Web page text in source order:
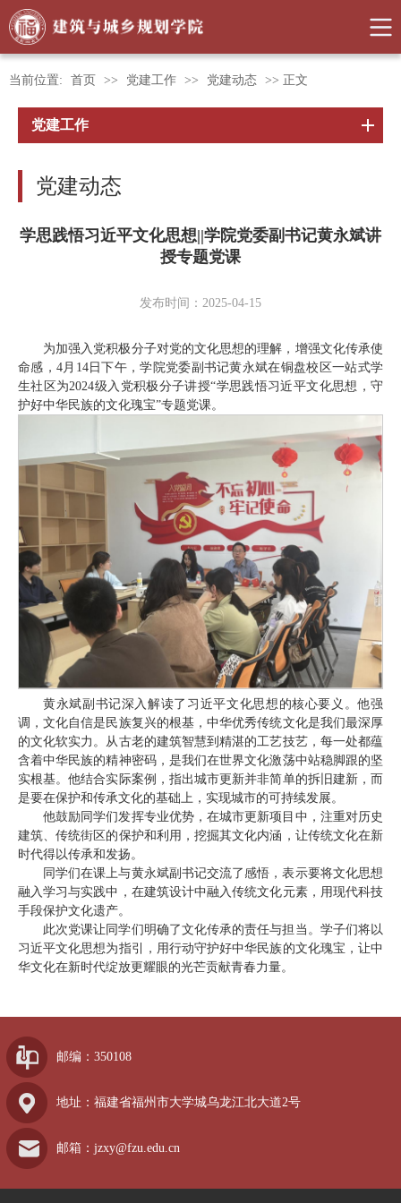
当前位置: 首页 >> 党建工作 >> 党建动态 >> 正文
党建工作
党建动态
学思践悟习近平文化思想||学院党委副书记黄永斌讲
授专题党课
发布时间：2025-04-15
为加强入党积极分子对党的文化思想的理解，增强文化传承使
命感，4月14日下午，学院党委副书记黄永斌在铜盘校区一站式学
生社区为2024级入党积极分子讲授“学思践悟习近平文化思想，守
护好中华民族的文化瑰宝”专题党课。
黄永斌副书记深入解读了习近平文化思想的核心要义。他强
调，文化自信是民族复兴的根基，中华优秀传统文化是我们最深厚
的文化软实力。从古老的建筑智慧到精湛的工艺技艺，每一处都蕴
含着中华民族的精神密码，是我们在世界文化激荡中站稳脚跟的坚
实根基。他结合实际案例，指出城市更新并非简单的拆旧建新，而
是要在保护和传承文化的基础上，实现城市的可持续发展。
他鼓励同学们发挥专业优势，在城市更新项目中，注重对历史
建筑、传统街区的保护和利用，挖掘其文化内涵，让传统文化在新
时代得以传承和发扬。
同学们在课上与黄永斌副书记交流了感悟，表示要将文化思想
融入学习与实践中，在建筑设计中融入传统文化元素，用现代科技
手段保护文化遗产。
此次党课让同学们明确了文化传承的责任与担当。学子们将以
习近平文化思想为指引，用行动守护好中华民族的文化瑰宝，让中
华文化在新时代绽放更耀眼的光芒贡献青春力量。
邮编：350108
地址：福建省福州市大学城乌龙江北大道2号
邮箱：jzxy@fzu.edu.cn